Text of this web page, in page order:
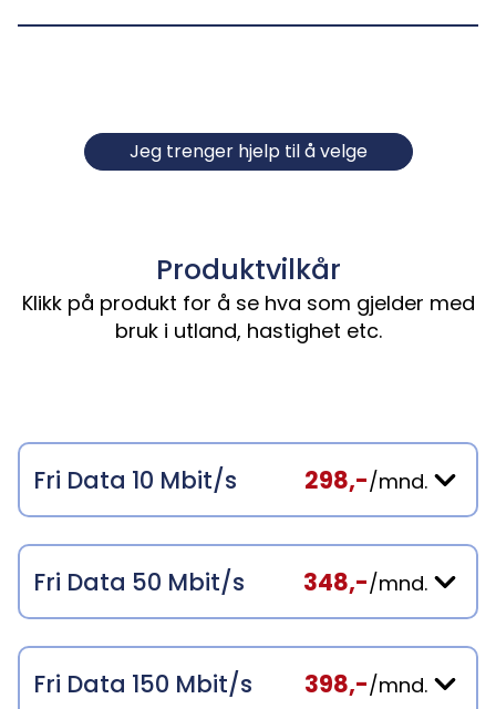
Jeg trenger hjelp til å velge
Produktvilkår
Klikk på produkt for å se hva som gjelder med
bruk i utland, hastighet etc.
Fri Data 10 Mbit/s 298,-/mnd.
Fri Data 50 Mbit/s 348,-/mnd.
Fri Data 150 Mbit/s 398,-/mnd.